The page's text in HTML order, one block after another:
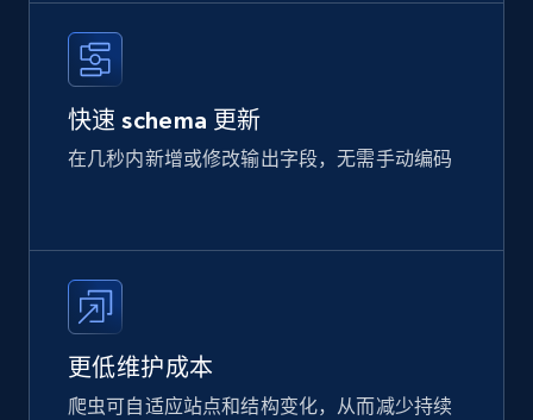
快速 schema 更新
在几秒内新增或修改输出字段，无需手动编码
更低维护成本
爬虫可自适应站点和结构变化，从而减少持续